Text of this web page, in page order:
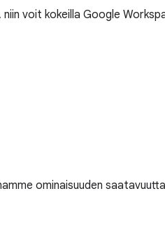
voit kokeilla Google
ominaisuuden